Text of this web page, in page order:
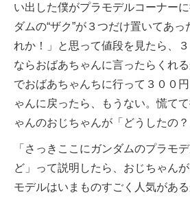
い出した僕がプラモデルコーナー
ダムの“ザク”が３つだけ置いてあっ
れか！」と思って値段を見たら、
ならおばあちゃんに言ったらくれ
でおばあちゃんちに行って３００
ゃんに戻ったら、もうない。慌て
ゃんのおじちゃんが「どうしたの
「さっきここにガンダムのプラモ
ど」って説明したら、おじちゃん
モデルはいまものすごく人気があ